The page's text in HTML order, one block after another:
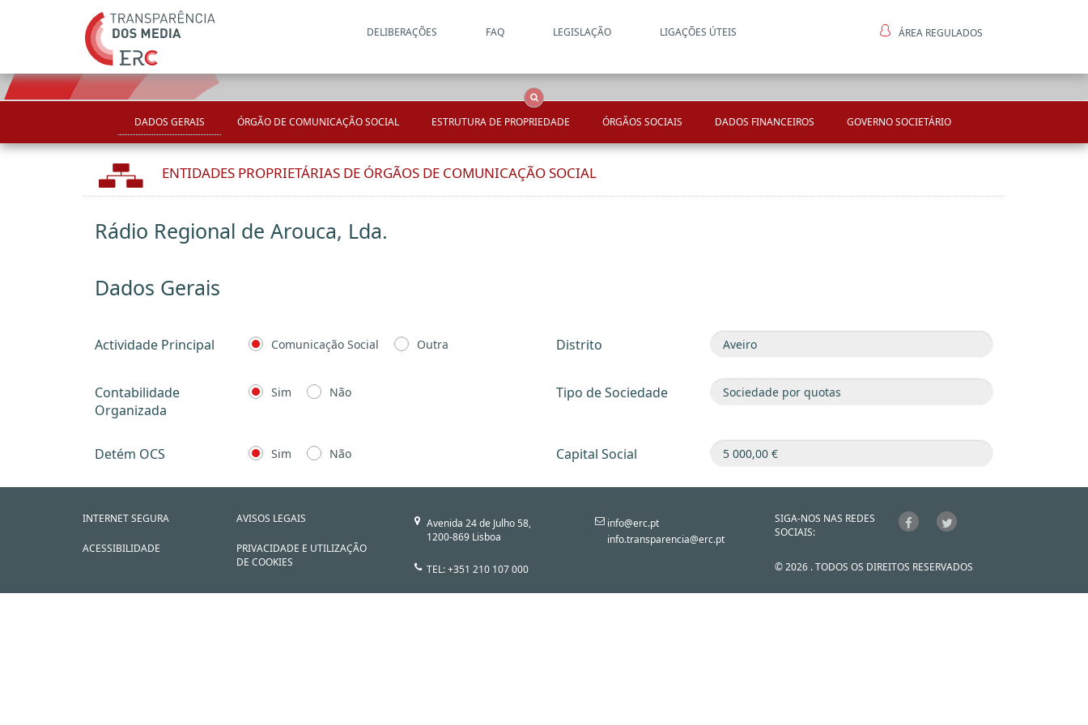
DELIBERAÇÕES FAQ LEGISLAÇÃO LIGAÇÕES ÚTEIS ÁREA REGULADOS
DADOS GERAIS ÓRGÃO DE COMUNICAÇÃO SOCIAL ESTRUTURA DE PROPRIEDADE ÓRGÃOS SOCIAIS DADOS FINANCEIROS GOVERNO SOCIETÁRIO
ENTIDADES PROPRIETÁRIAS DE ÓRGÃOS DE COMUNICAÇÃO SOCIAL
Rádio Regional de Arouca, Lda.
Dados Gerais
Actividade Principal Comunicação Social Outra Distrito
Contabilidade
Organizada
Sim Não Tipo de Sociedade
Detém OCS Sim Não Capital Social
INTERNET SEGURA
ACESSIBILIDADE
AVISOS LEGAIS
PRIVACIDADE E UTILIZAÇÃO
DE COOKIES
Avenida 24 de Julho 58,
1200-869 Lisboa
TEL: +351 210 107 000
info@erc.pt
info.transparencia@erc.pt
SIGA-NOS NAS REDES
SOCIAIS:
© 2026 . TODOS OS DIREITOS RESERVADOS